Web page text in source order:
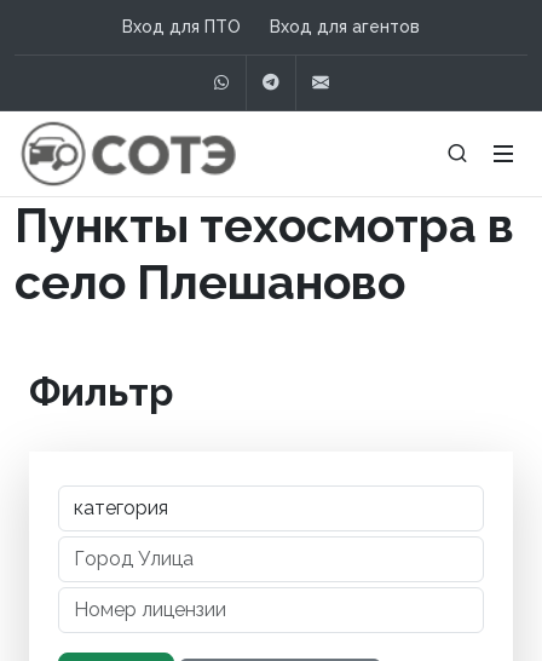
Вход для ПТО Вход для агентов
WhatsAppTelegram
Пункты техосмотра в
село Плешаново
Фильтр